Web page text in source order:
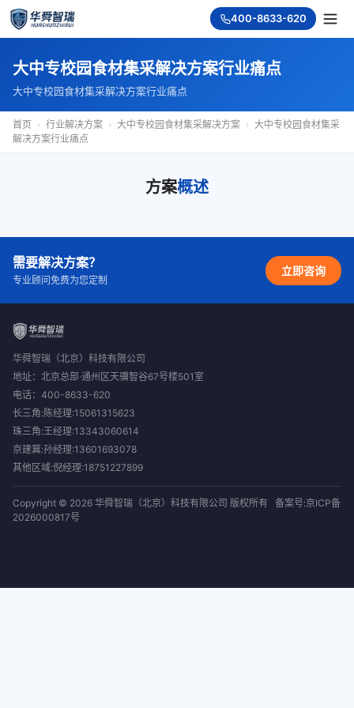
400-8633-620
大中专校园食材集采解决方案行业痛点
大中专校园食材集采解决方案行业痛点
首页 › 行业解决方案 › 大中专校园食材集采解决方案 › 大中专校园食材集采
解决方案行业痛点
方案概述
需要解决方案？
专业顾问免费为您定制
立即咨询
华舜智瑞（北京）科技有限公司
地址：北京总部·通州区天骥智谷67号楼501室
电话： 400-8633-620
长三角:陈经理:15061315623
珠三角:王经理:13343060614
京建冀:孙经理:13601693078
其他区域:倪经理:18751227899
Copyright © 2026 华舜智瑞（北京）科技有限公司 版权所有 备案号:京ICP备
2026000817号